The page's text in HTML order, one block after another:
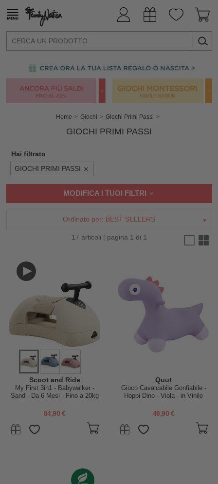
Home Giochi Giochi Primi Passi
GIOCHI PRIMI PASSI
Hai filtrato
GIOCHI PRIMI PASSI
MODIFICA I TUOI FILTRI
Ordinato per: BEST SELLERS
17 articoli | pagina 1 di 1
Scoot and Ride
My First 3in1 - Babywalker -
Sand - Da 6 Mesi - Fino a 20kg
84,90 €
Quut
Gioco Cavalcabile Gonfiabile -
Hoppi Dino - Viola - in Vinile
49,90 €